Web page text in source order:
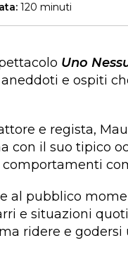
120 minuti
Uno
e ospiti
e regista,
con il suo tipico
al pubblico
e situazioni
ridere e